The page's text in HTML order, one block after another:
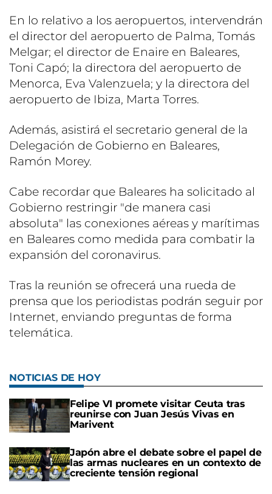
En lo relativo a los aeropuertos, intervendrán
el director del aeropuerto de Palma, Tomás
Melgar; el director de Enaire en Baleares,
Toni Capó; la directora del aeropuerto de
Menorca, Eva Valenzuela; y la directora del
aeropuerto de Ibiza, Marta Torres.
Además, asistirá el secretario general de la
Delegación de Gobierno en Baleares,
Ramón Morey.
Cabe recordar que Baleares ha solicitado al
Gobierno restringir "de manera casi
absoluta" las conexiones aéreas y marítimas
en Baleares como medida para combatir la
expansión del coronavirus.
Tras la reunión se ofrecerá una rueda de
prensa que los periodistas podrán seguir por
Internet, enviando preguntas de forma
telemática.
NOTICIAS DE HOY
Felipe VI promete visitar Ceuta tras
reunirse con Juan Jesús Vivas en
Marivent
Japón abre el debate sobre el papel de
las armas nucleares en un contexto de
creciente tensión regional